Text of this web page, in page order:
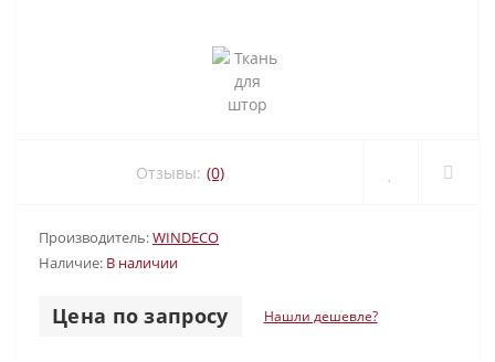
Отзывы: (0)
Производитель:WINDECO
Наличие: В наличии
Цена по запросу Нашли дешевле?